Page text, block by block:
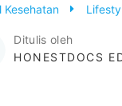
Kesehatan
Ditulis oleh
HONESTDOCS